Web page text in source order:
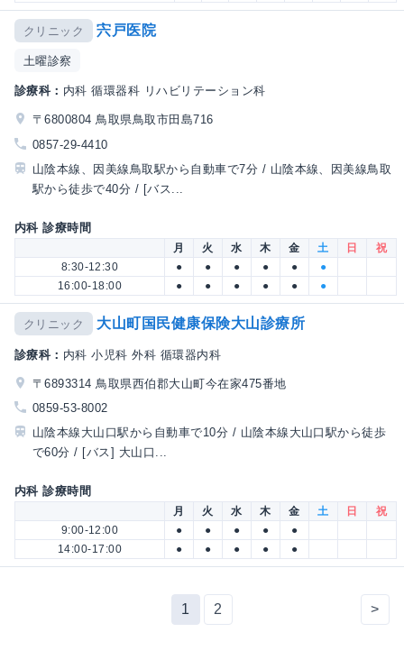
クリニック 宍戸医院
土曜診察
診療科： 内科 循環器科 リハビリテーション科
〒6800804 鳥取県鳥取市田島716
0857-29-4410
山陰本線、因美線鳥取駅から自動車で7分 / 山陰本線、因美線鳥取
駅から徒歩で40分 / [バス...
内科 診療時間
月 火 水 木 金 土 日
祝
8:30-12:30
● ● ● ● ●
●
16:00-18:00
● ● ● ● ● ●
クリニック 大山町国民健康保険大山診療所
診療科： 内科 小児科 外科 循環器内科
〒6893314 鳥取県西伯郡大山町今在家475番地
0859-53-8002
山陰本線大山口駅から自動車で10分 / 山陰本線大山口駅から徒歩
で60分 / [バス] 大山口...
内科 診療時間
月 火 水 木 金 土 日
祝
9:00-12:00
● ● ● ●
●
14:00-17:00
● ● ● ● ●
1 2 >